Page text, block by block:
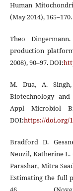
Human
(May 2014), 165–170.
Theo
production
2008), 90–97. DOI:
M. Dua, A.
Biotechnology
Appl Microbiol
DOI:https://doi.org/
Bradford D.
Neuzil, Katherine L.
Parashar, Mitra
Estimating the full